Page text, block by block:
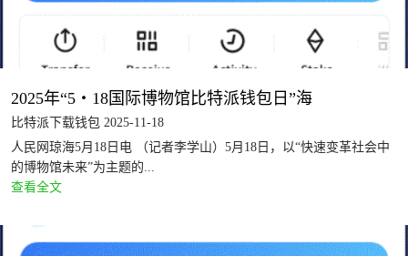
2025年“5・18国际博物馆比特派钱包日”海
比特派下载钱包 2025-11-18
人民网琼海5月18日电 （记者李学山）5月18日，以“快速变革社会中
的博物馆未来”为主题的...
查看全文